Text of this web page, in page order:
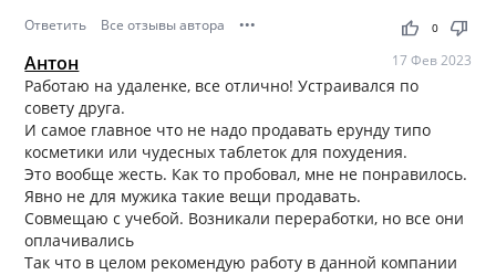
Ответить Все отзывы автора ••• thumb_up thumb_down
0
Антон 17 Фев 2023
Работаю на удаленке, все отлично! Устраивался по
совету друга.
И самое главное что не надо продавать ерунду типо
косметики или чудесных таблеток для похудения.
Это вообще жесть. Как то пробовал, мне не понравилось.
Явно не для мужика такие вещи продавать.
Совмещаю с учебой. Возникали переработки, но все они
оплачивались
Так что в целом рекомендую работу в данной компании